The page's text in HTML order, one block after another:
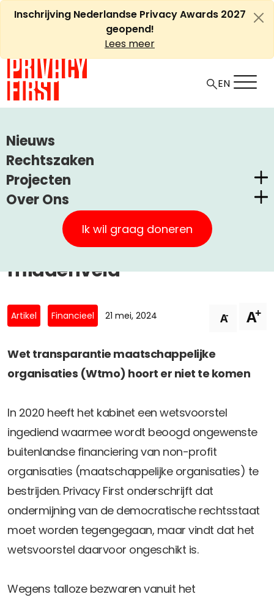
Ga
naarInschrijving Nederlandse Privacy Awards 2027
geopend!
Lees meer
Nieuws
Rechtszaken
Projecten
Nederlandse Privacy Awards
Claimstichting CUIC
PrivacyWijzer
Privacy Coalitie
SpecifiekeToestemming.nl
Over Ons
Privacy First
Onze Successen
Kom in actie
Contact
ANBI Status
Ik wil graag doneren
EN
WETSVOORSTEL NON-PROFIT ONDERMIJNT
MAATSCHAPPELIJK MIDDENVELD
Wetsvoorstel non-profit
ondermijnt
maatschappelijk
middenveld
Artikel Financieel 21 mei, 2024 A- A+
Wet transparantie maatschappelijke
organisaties (Wtmo) hoort er niet te komen
In 2020 heeft het kabinet een wetsvoorstel
ingediend waarmee wordt beoogd ongewenste
buitenlandse financiering van non-profit
organisaties (maatschappelijke organisaties) te
bestrijden. Privacy First onderschrijft dat
ondermijning van de democratische rechtsstaat
moet worden tegengegaan, maar vindt dat het
wetsvoorstel daarvoor ongeschikt is.
Wegens talloze bezwaren vanuit het